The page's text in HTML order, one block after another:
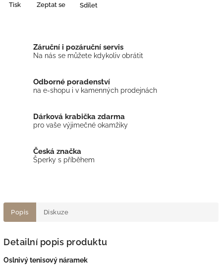
Tisk Zeptat se Sdílet
Záruční i pozáruční servis
Na nás se můžete kdykoliv obrátit
Odborné poradenství
na e-shopu i v kamenných prodejnách
Dárková krabička zdarma
pro vaše výjimečné okamžiky
Česká značka
Šperky s příběhem
Popis Diskuze
Detailní popis produktu
Oslnivý tenisový náramek